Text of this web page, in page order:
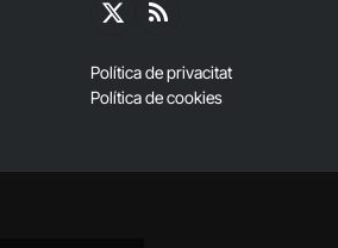
X
RSS
Política de privacitat
Política de cookies